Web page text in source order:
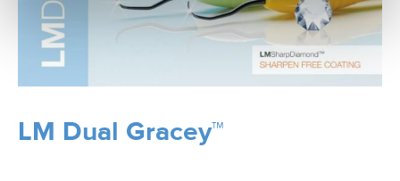
LM Dual Gracey™